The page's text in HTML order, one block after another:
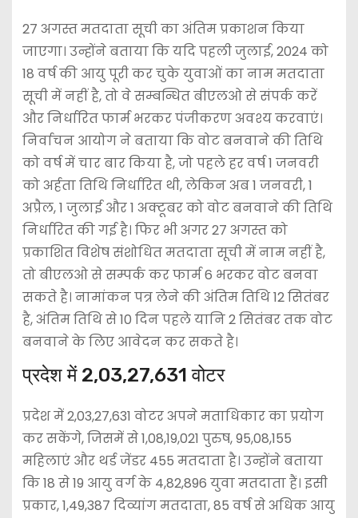
27 अगस्त मतदाता सूची का अंतिम प्रकाशन किया
जाएगा। उन्होंने बताया कि यदि पहली जुलाई, 2024 को
18 वर्ष की आयु पूरी कर चुके युवाओं का नाम मतदाता
सूची में नहीं है, तो वे सम्बन्धित बीएलओ से संपर्क करें
और निर्धारित फार्म भरकर पंजीकरण अवश्य करवाएं।
निर्वाचन आयोग ने बताया कि वोट बनवाने की तिथि
को वर्ष में चार बार किया है, जो पहले हर वर्ष 1 जनवरी
को अर्हता तिथि निर्धारित थी, लेकिन अब 1 जनवरी, 1
अप्रैल, 1 जुलाई और 1 अक्टूबर को वोट बनवाने की तिथि
निर्धारित की गई है। फिर भी अगर 27 अगस्त को
प्रकाशित विशेष संशोधित मतदाता सूची में नाम नहीं है,
तो बीएलओ से सम्पर्क कर फार्म 6 भरकर वोट बनवा
सकते है। नामांकन पत्र लेने की अंतिम तिथि 12 सितंबर
है, अंतिम तिथि से 10 दिन पहले यानि 2 सितंबर तक वोट
बनवाने के लिए आवेदन कर सकते है।
प्रदेश में 2,03,27,631 वोटर
प्रदेश में 2,03,27,631 वोटर अपने मताधिकार का प्रयोग
कर सकेंगे, जिसमें से 1,08,19,021 पुरुष, 95,08,155
महिलाएं और थर्ड जेंडर 455 मतदाता है। उन्होंने बताया
कि 18 से 19 आयु वर्ग के 4,82,896 युवा मतदाता हैं। इसी
प्रकार, 1,49,387 दिव्यांग मतदाता, 85 वर्ष से अधिक आयु